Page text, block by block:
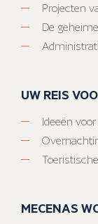
Projecten
De
UW REIS
Ideeën
MECENAS